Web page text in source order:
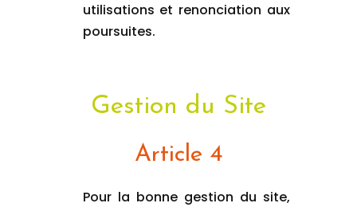
utilisations et renonciation aux
poursuites.
Gestion du Site
Article 4
Pour la bonne gestion du site,